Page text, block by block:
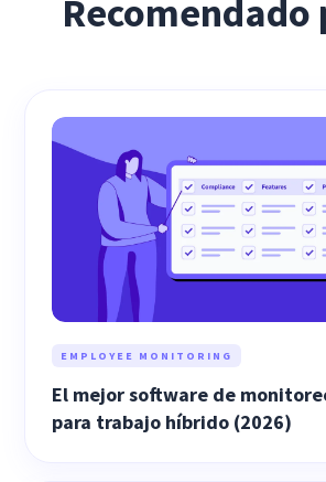
Recomendado
EMPLOYEE MONITORING
El mejor software de
para trabajo híbrido (2026)